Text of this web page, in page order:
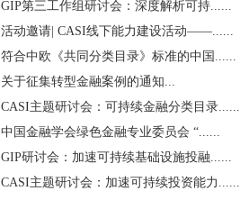
GIP第三工作组研讨会：深度解析可持......
活动邀请| CASI线下能力建设活动——......
符合中欧《共同分类目录》标准的中国......
关于征集转型金融案例的通知...
CASI主题研讨会：可持续金融分类目录......
中国金融学会绿色金融专业委员会 “......
GIP研讨会：加速可持续基础设施投融......
CASI主题研讨会：加速可持续投资能力......